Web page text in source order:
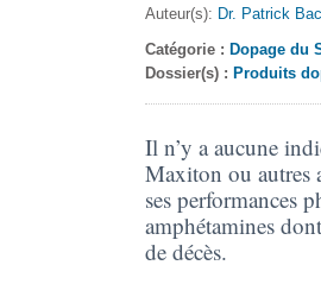
Auteur(s): Dr. Patrick
Catégorie : Dopage du
Dossier(s) : Produits
Il n’y a aucune
Maxiton ou autres
ses performances
amphétamines
de décès.